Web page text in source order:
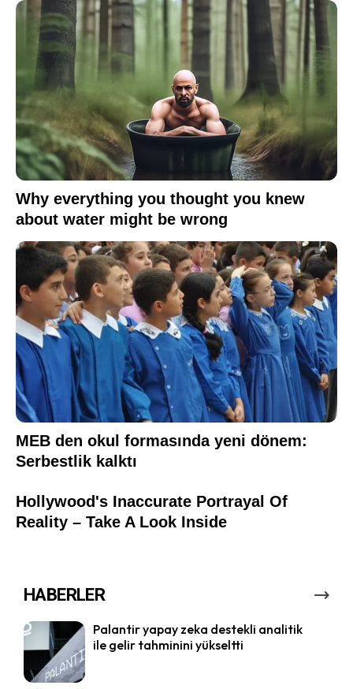
HABERLER
Palantir yapay zeka destekli analitik
ile gelir tahminini yükseltti